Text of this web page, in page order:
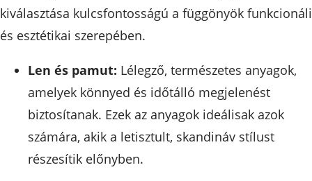
kiválasztása kulcsfontosságú a függönyök
és esztétikai szerepében.
Len és pamut: Lélegző, természetes anyagok,
amelyek könnyed és időtálló megjelenést
biztosítanak. Ezek az anyagok ideálisak azok
számára, akik a letisztult, skandináv stílust
részesítik előnyben.